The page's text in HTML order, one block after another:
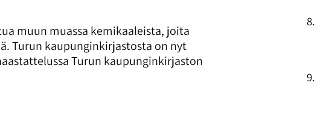
muun muassa kemikaaleista, joita
Turun kaupunginkirjastosta on nyt
Turun kaupunginkirjaston